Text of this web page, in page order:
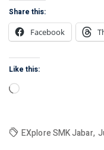
Share this:
Facebook
Like this:
Loading…
EXplore SMK Jabar,